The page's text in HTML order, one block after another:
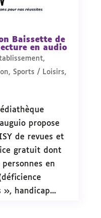
Baissette de
en audio
,
, Sports / Loisirs,
propose
de revues et
gratuit dont
en
handicap...